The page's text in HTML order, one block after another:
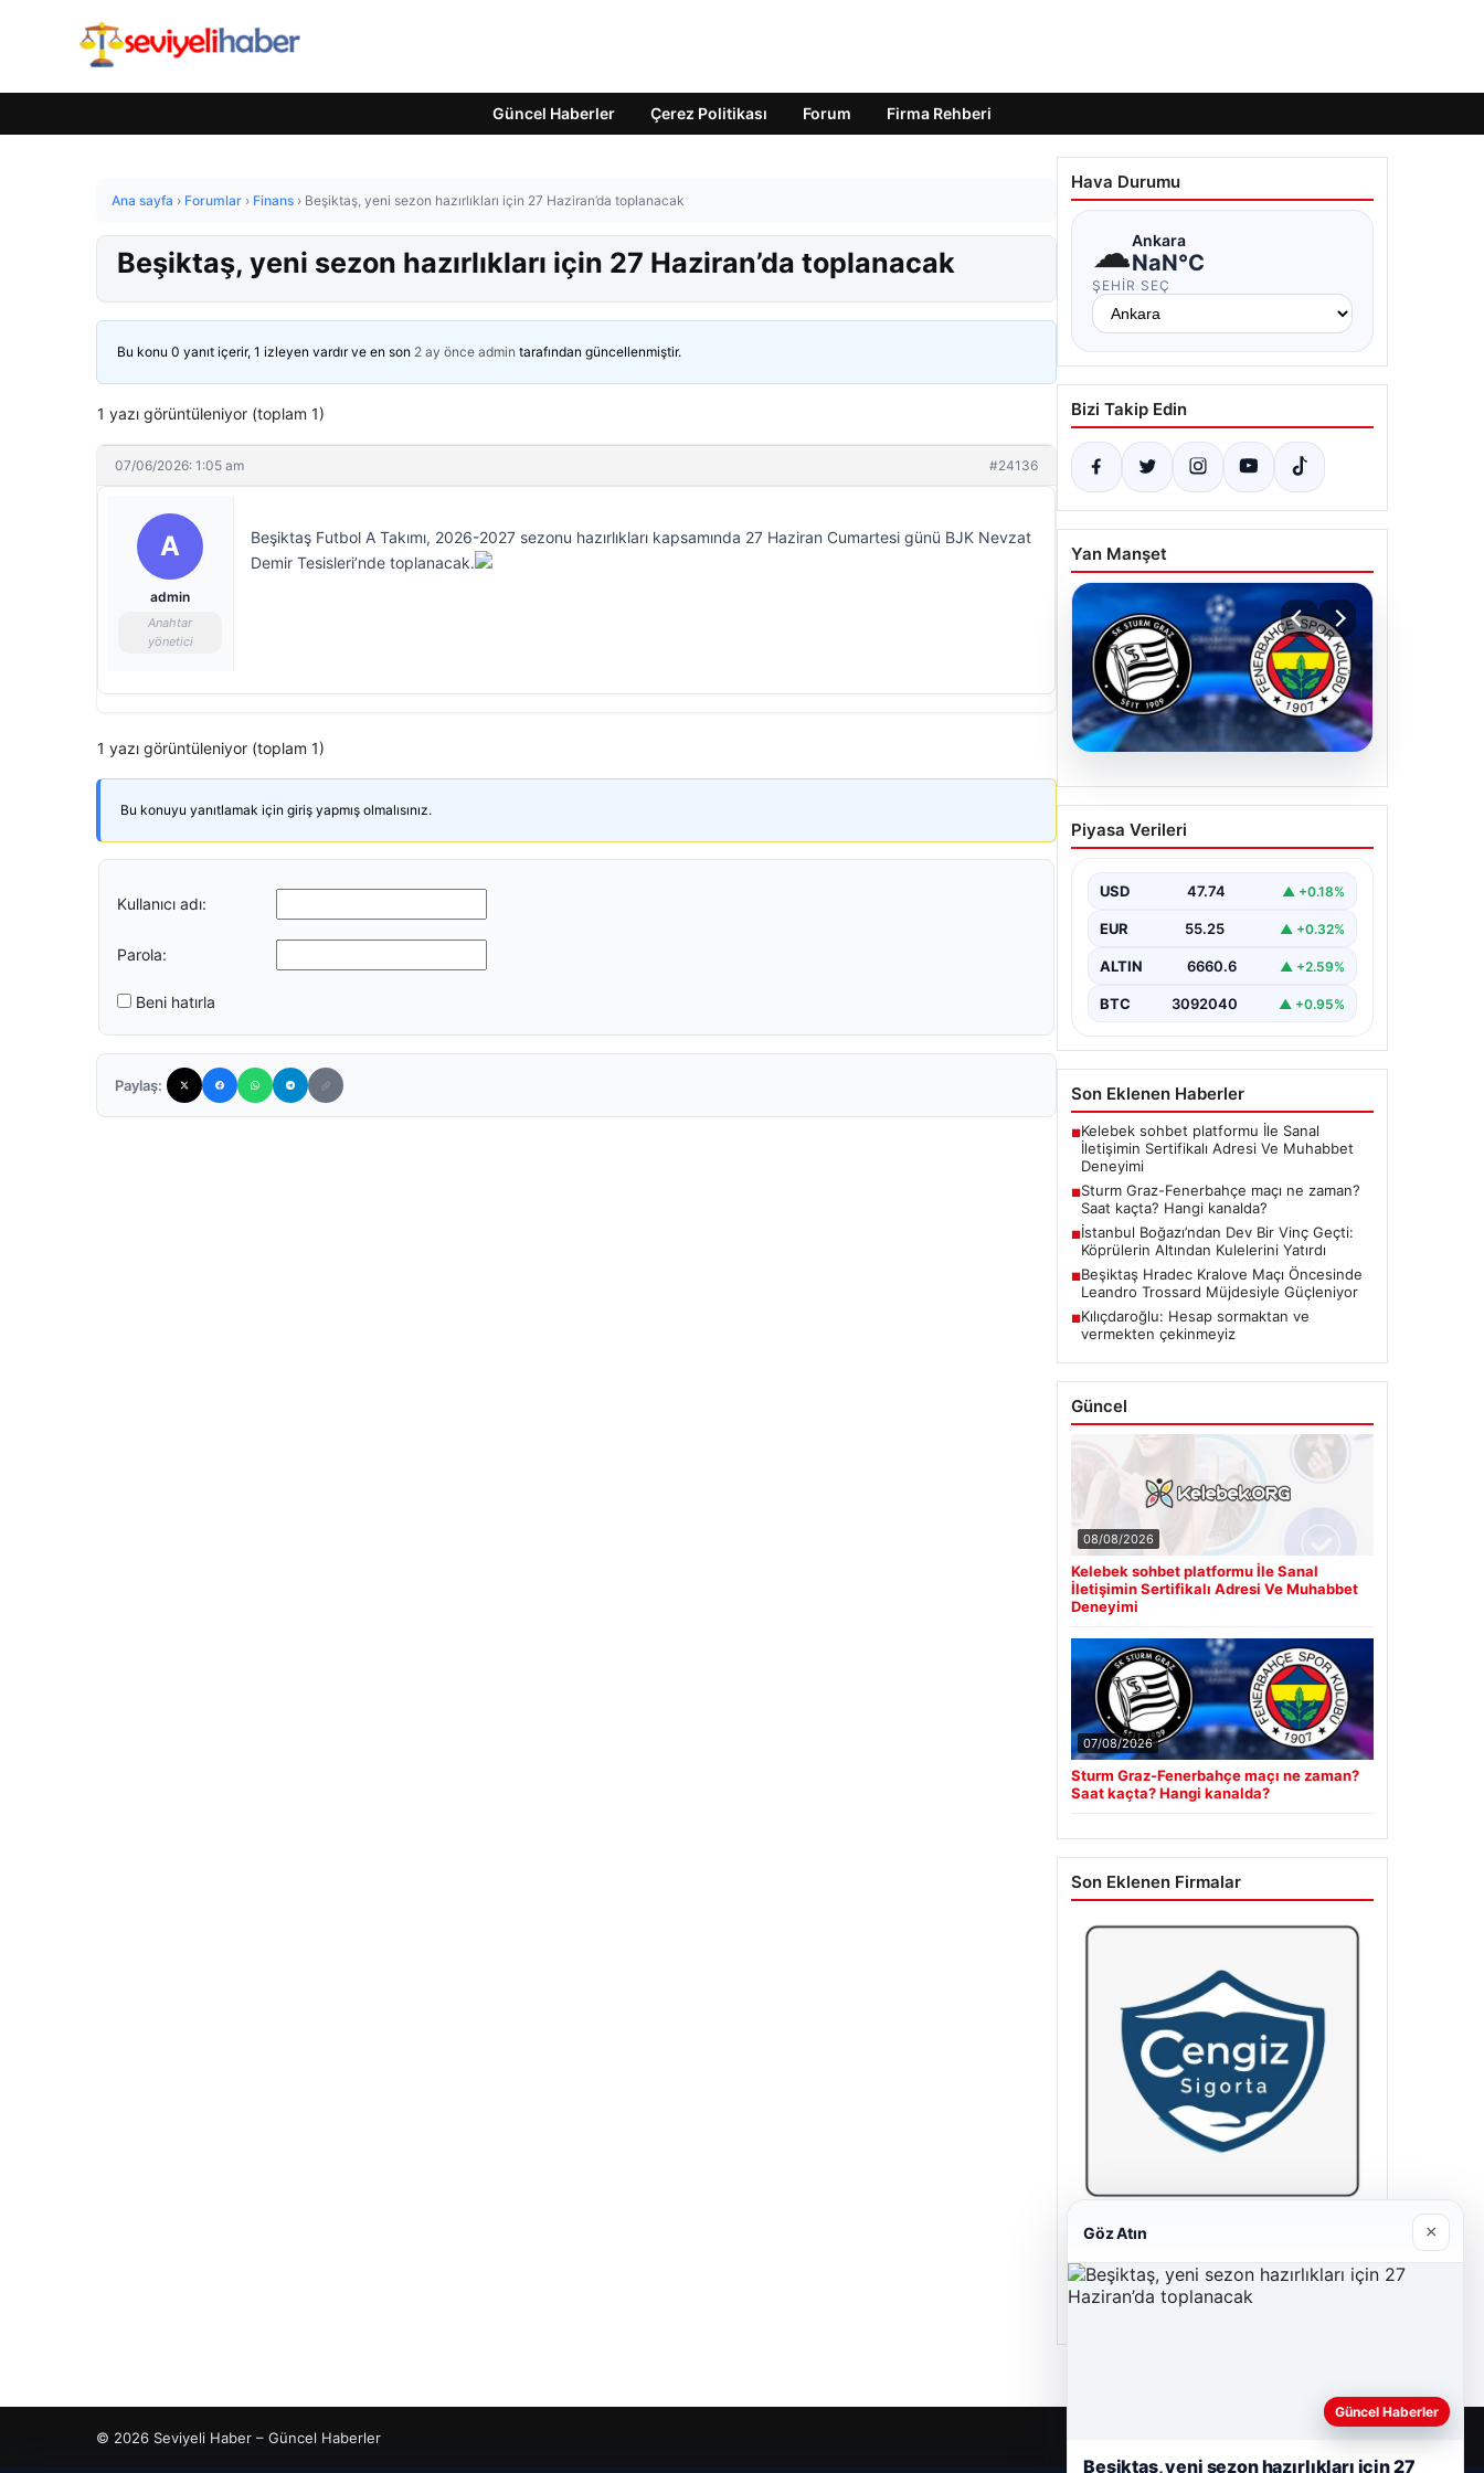
Güncel Haberler Çerez Politikası Forum Firma Rehberi
Ana sayfa › Forumlar › Finans › Beşiktaş, yeni sezon hazırlıkları için 27 Haziran’da toplanacak
Beşiktaş, yeni sezon hazırlıkları için 27 Haziran’da toplanacak
Bu konu 0 yanıt içerir, 1 izleyen vardır ve en son 2 ay önce admin tarafından güncellenmiştir.
1 yazı görüntüleniyor (toplam 1)
07/06/2026: 1:05 am #24136
A
admin
Anahtar
yönetici
Beşiktaş Futbol A Takımı, 2026-2027 sezonu hazırlıkları kapsamında 27 Haziran Cumartesi günü BJK Nevzat
Demir Tesisleri’nde toplanacak.
1 yazı görüntüleniyor (toplam 1)
Bu konuyu yanıtlamak için giriş yapmış olmalısınız.
Kullanıcı adı:
Parola:
Beni hatırla
Paylaş:
Hava Durumu
☁Ankara
NaN°C
ŞEHIR SEÇ
Bizi Takip Edin
Yan Manşet
07.08.2026
Sturm Graz-Fenerbahçe
maçı ne zaman? Saat
Piyasa Verileri
USD 47.74 ▲ +0.18%
EUR 55.25 ▲ +0.32%
ALTIN 6660.6 ▲ +2.59%
BTC 3092040 ▲ +0.95%
Son Eklenen Haberler
■Kelebek sohbet platformu İle Sanal
İletişimin Sertifikalı Adresi Ve Muhabbet
Deneyimi
■Sturm Graz-Fenerbahçe maçı ne zaman?
Saat kaçta? Hangi kanalda?
■İstanbul Boğazı’ndan Dev Bir Vinç Geçti:
Köprülerin Altından Kulelerini Yatırdı
■Beşiktaş Hradec Kralove Maçı Öncesinde
Leandro Trossard Müjdesiyle Güçleniyor
■Kılıçdaroğlu: Hesap sormaktan ve
vermekten çekinmeyiz
Güncel
08/08/2026
Kelebek sohbet platformu İle Sanal
İletişimin Sertifikalı Adresi Ve Muhabbet
Deneyimi
07/08/2026
Sturm Graz-Fenerbahçe maçı ne zaman?
Saat kaçta? Hangi kanalda?
Son Eklenen Firmalar
Cengiz Sigorta
23/06/2026
© 2026 Seviyeli Haber – Güncel Haberler
Göz Atın ×
Güncel Haberler
Beşiktaş, yeni sezon hazırlıkları için 27